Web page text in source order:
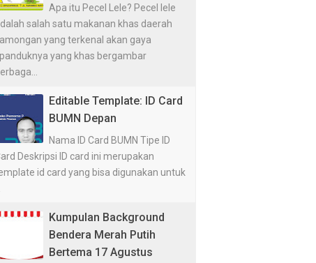
Apa itu Pecel Lele? Pecel lele
salah satu makanan khas daerah
Lamongan yang terkenal akan gaya
yang khas bergambar
Editable Template: ID Card
BUMN Depan
Nama ID Card BUMN Tipe ID
Deskripsi ID card ini merupakan
id card yang bisa digunakan untuk
Kumpulan Background
Bendera Merah Putih
Bertema 17 Agustus